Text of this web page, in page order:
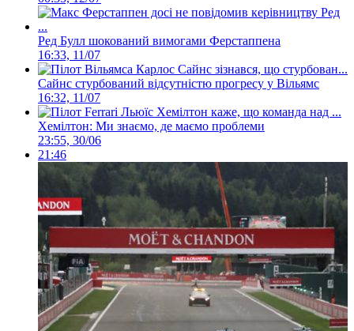
Ред Булл шокований вимогами Ферстаппена
16:33, 11/07
Сайнс стурбований відсутністю прогресу у Вільямс
16:32, 11/07
Хемілтон: Ми знаємо, де маємо проблеми
23:55, 30/06
21:46